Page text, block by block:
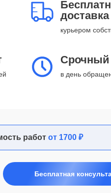
доставка
курьером
Срочный
в день
работ от 1700 ₽
Бесплатная